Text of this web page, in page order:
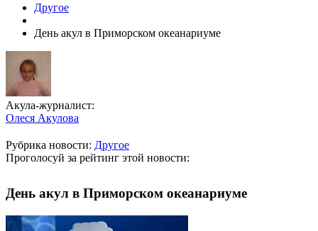
Другое
День акул в Приморском океанариуме
Акула-журналист:
Олеся Акулова
Рубрика новости: Другое
Проголосуй за рейтинг этой новости:
День акул в Приморском океанариуме